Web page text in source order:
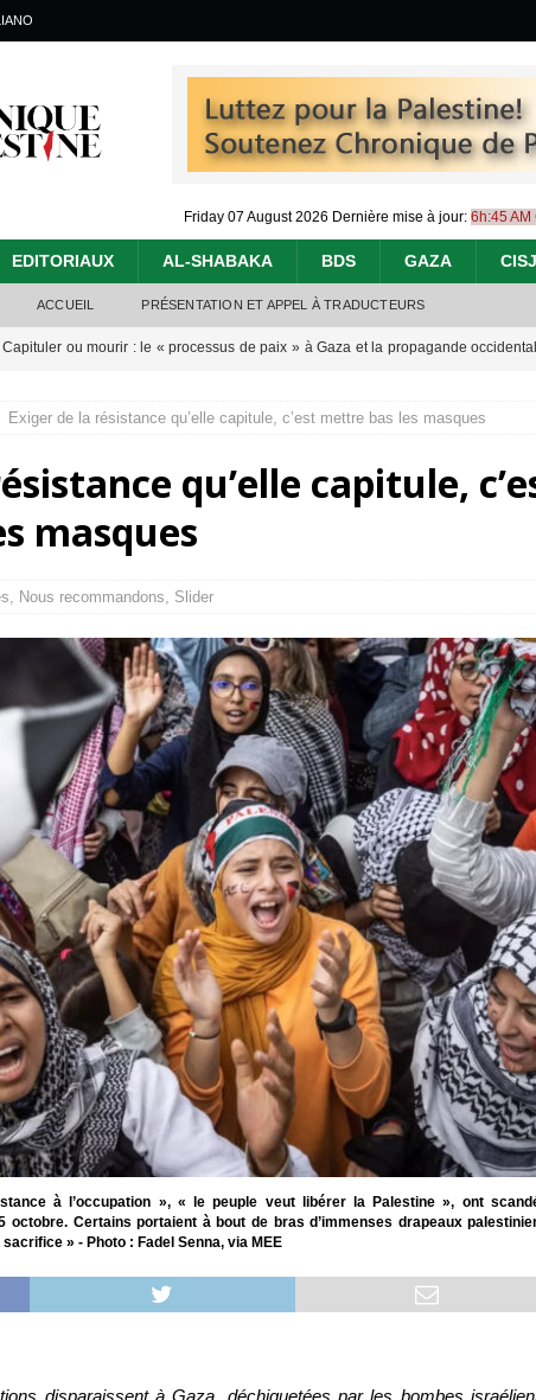
Friday 07 August 2026 Dernière mise à jour: 6h:45 AM
EDITORIAUX AL-SHABAKA BDS GAZA
ACCUEIL PRÉSENTATION ET APPEL À TRADUCTEURS
Capituler ou mourir : le « processus de paix » à Gaza et la propagande
Mille jours de génocide : l’histoire de Gaza au-delà des chiffres[ 5 août 2026 ]
Les Israéliens effacent les preuves du génocide à Gaza [ 4 août 2026 ]
Alors que Trump annonce un « accord de paix » à Gaza, les Israéliens multiplie
tueries [ 4 août 2026 ]
Gaza : les Israéliens bombardent des entrepôts de médicaments, aggravant ainsi
Exiger de la résistance qu’elle capitule, c’est mettre bas les masques
qu’elle capitule,
masques
, Nous recommandons, Slider
à l’occupation », « le peuple veut libérer la Palestine », ont
octobre. Certains portaient à bout de bras d’immenses drapeaux
» - Photo : Fadel Senna, via MEE
disparaissent à Gaza, déchiquetées par les bombes